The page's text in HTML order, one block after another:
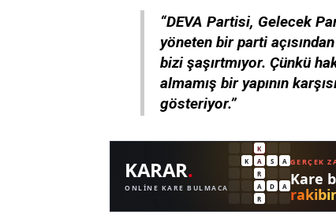
“DEVA Partisi, Gelecek
yöneten bir parti
bizi şaşırtmıyor. Çünkü
almamış bir yapının
gösteriyor.”